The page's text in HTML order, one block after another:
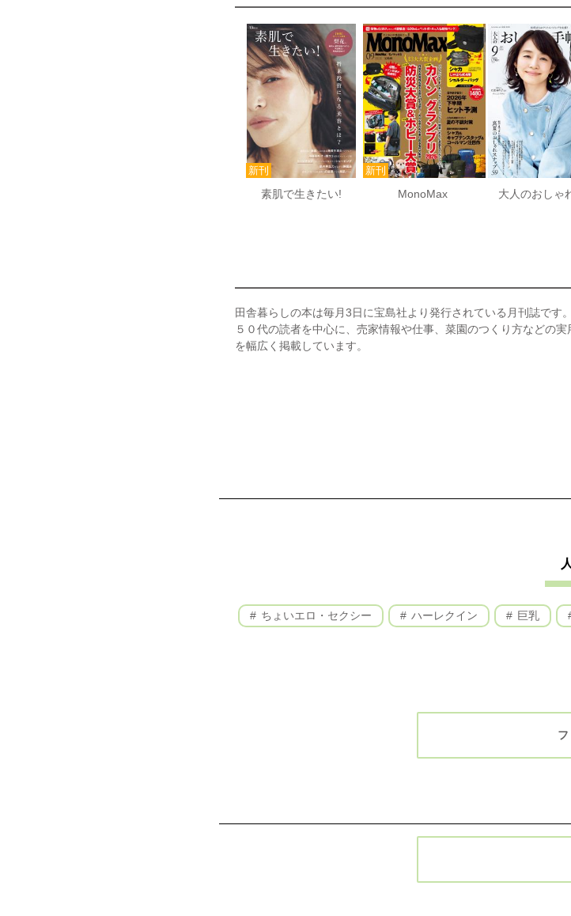
素肌で生きたい! MonoMax 大人のおしゃ
田舎暮らしの本は毎月3日に宝島社より発行されている月刊誌で
５０代の読者を中心に、売家情報や仕事、菜園のつくり方などの
を幅広く掲載しています。
ちょいエロ・セクシー ハーレクイン 巨乳